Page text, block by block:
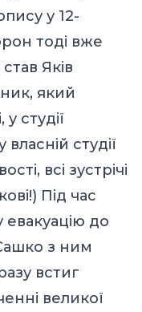
у 12-
тоді вже
Яків
який
студії
студії
всі зустрічі
Під час
евакуацію до
з ним
встиг
великої